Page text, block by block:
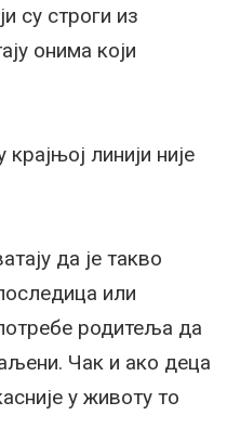
су строги из
онима који
линији није
да је такво
или
родитеља да
Чак и ако деца
у животу то